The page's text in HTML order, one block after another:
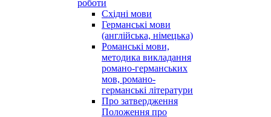
роботи
Східні мови
Германські мови
(англійська, німецька)
Романські мови,
методика викладання
романо-германських
мов, романо-
германські літератури
Про затвердження
Положення про